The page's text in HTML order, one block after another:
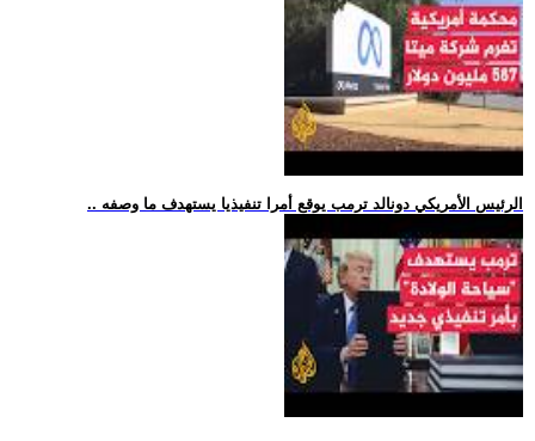
.. الرئيس الأمريكي دونالد ترمب يوقع أمرا تنفيذيا يستهدف ما وصفه